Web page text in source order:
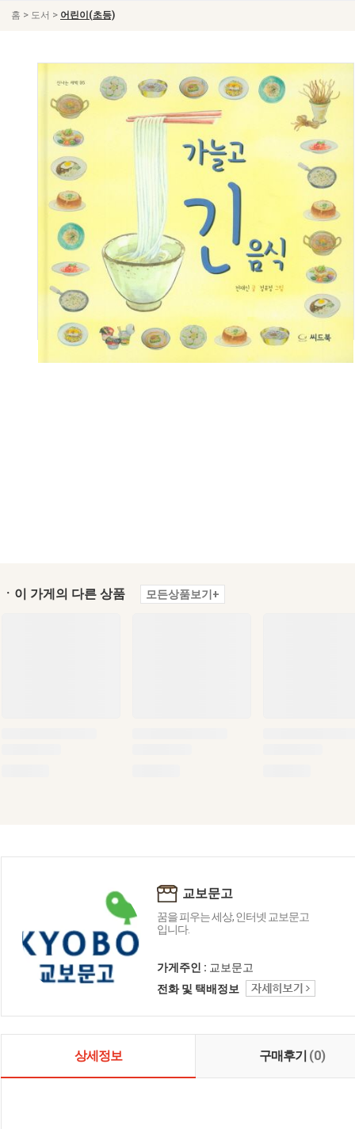
홈 > 도서 > 어린이(초등)
ㆍ이 가게의 다른 상품 모든상품보기+
교보문고
꿈을 피우는 세상, 인터넷 교보문고
입니다.
가게주인 : 교보문고
전화 및 택배정보
상세정보 구매후기 (0)